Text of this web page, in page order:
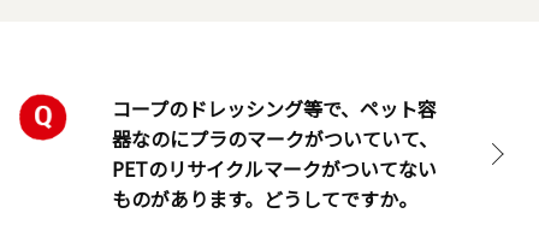
コープのドレッシング等で、ペット容
器なのにプラのマークがついていて、
PETのリサイクルマークがついてない
ものがあります。どうしてですか。